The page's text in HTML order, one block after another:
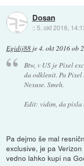
Dosan
:: 5. okt 2016,
Egidij88 je4. okt 2016 ob
Btw, v US je Pixel
da odklenit. Pa
Nexuse. Smeh.
Edit: vidim, da pixla
Pa dejmo še mal
exclusive, je pa
vedno lahko kupi na